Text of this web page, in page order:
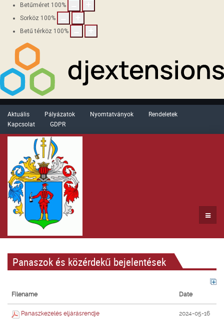
Betűméret 100%
Sorköz 100%
Betű térköz 100%
Aktuális Pályázatok Nyomtatványok
Rendeletek
Kapcsolat
GDPR
Panaszok és közérdekű bejelentések
Filename Date
Panaszkezelés eljárásrendje 2024-05-16